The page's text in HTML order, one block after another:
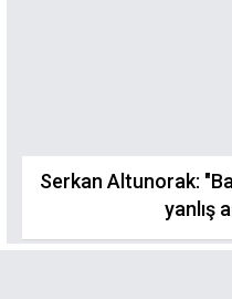
Serkan Altunorak:
yanlış